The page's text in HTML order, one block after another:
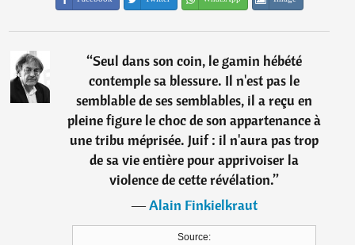
“Seul dans son coin, le gamin hébété
contemple sa blessure. Il n'est pas le
semblable de ses semblables, il a reçu en
pleine figure le choc de son appartenance à
une tribu méprisée. Juif : il n'aura pas trop
de sa vie entière pour apprivoiser la
violence de cette révélation.”
―Alain Finkielkraut
Source: